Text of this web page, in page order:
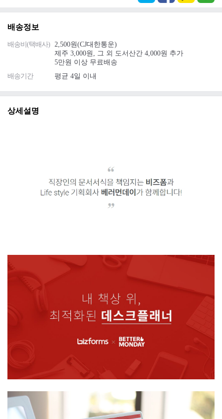
배송정보
배송비(택배사) 2,500원(CJ대한통운)
제주 3,000원, 그 외 도서산간 4,000원 추가
5만원 이상 무료배송
배송기간
평균 4일 이내
상세설명